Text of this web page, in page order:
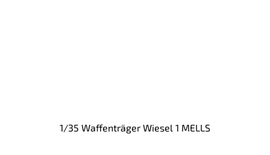
1/35 Waffenträger Wiesel 1 MELLS